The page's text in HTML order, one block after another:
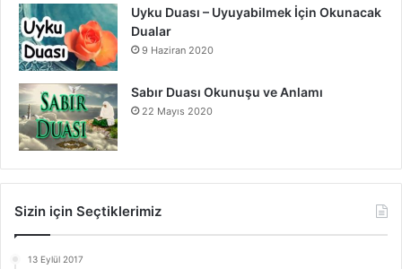
Uyku Duası – Uyuyabilmek İçin Okunacak
Dualar
9 Haziran 2020
Sabır Duası Okunuşu ve Anlamı
22 Mayıs 2020
Sizin için Seçtiklerimiz
13 Eylül 2017